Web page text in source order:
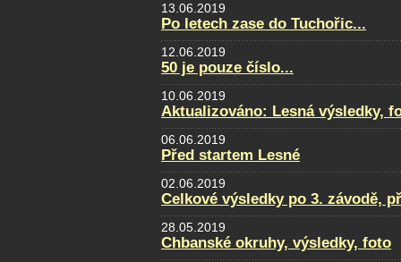
13.06.2019
Po letech zase do Tuchořic...
12.06.2019
50 je pouze číslo...
10.06.2019
Aktualizováno: Lesná výsledky,
06.06.2019
Před startem Lesné
02.06.2019
Celkové výsledky po 3. závodě,
28.05.2019
Chbanské okruhy, výsledky, foto